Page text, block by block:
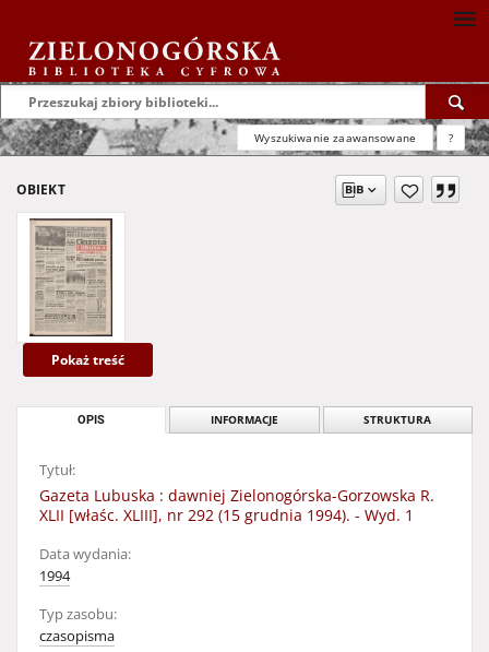
Wyszukiwanie zaawansowane ?
OBIEKT
Pokaż treść
OPIS INFORMACJE STRUKTURA
Tytuł:
Gazeta Lubuska : dawniej Zielonogórska-Gorzowska R.
XLII [właśc. XLIII], nr 292 (15 grudnia 1994). - Wyd. 1
Data wydania:
1994
Typ zasobu:
czasopisma